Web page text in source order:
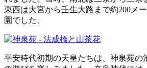
東西は大宮から壬生大路まで約200メ
園でした。
平安時代初期の天皇たちは、神泉苑の